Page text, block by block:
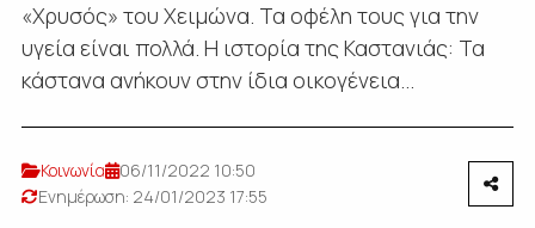
«Χρυσός» του Χειμώνα. Τα οφέλη τους για την
υγεία είναι πολλά. Η ιστορία της Καστανιάς: Τα
κάστανα ανήκουν στην ίδια οικογένεια...
Κοινωνία
06/11/2022 10:50
Ενημέρωση: 24/01/2023 17:55